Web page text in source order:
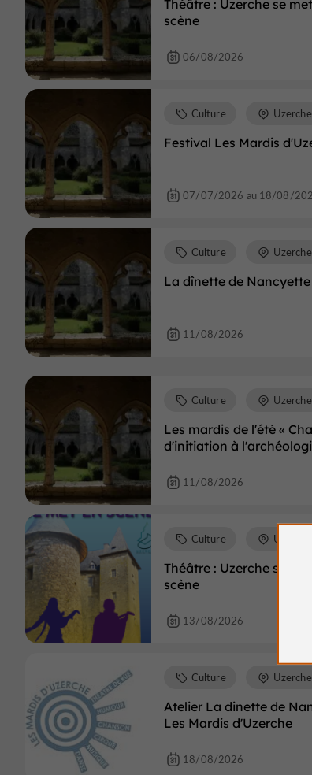
Théâtre : Uzerche se
scène
06/08/2026
Festival Les Mardis
Culture Uzerche
07/07/2026 au 18/08/
La dînette de Nancyette
Culture Uzerche
11/08/2026
Les mardis de l'été «
d'initiation à
Culture Uzerche
11/08/2026
Théâtre : Uzerche se met
scène
Culture Uzerche
13/08/2026
Atelier La dinette de
Les Mardis d'Uzerche
Culture Uzerche
18/08/2026